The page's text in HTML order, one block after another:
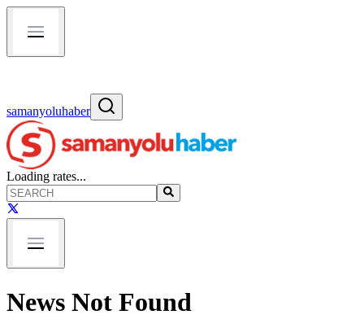
samanyoluhaber
Loading rates...
News Not Found